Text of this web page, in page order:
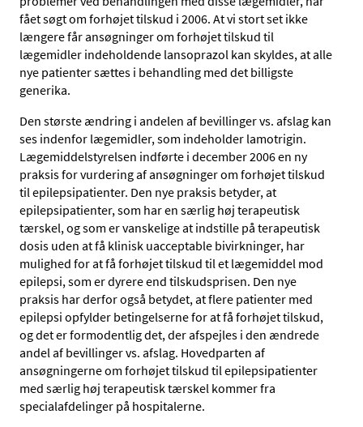
fået søgt om forhøjet tilskud i 2006. At vi stort set ikke
længere får ansøgninger om forhøjet tilskud til
lægemidler indeholdende lansoprazol kan skyldes, at alle
nye patienter sættes i behandling med det billigste
generika.
Den største ændring i andelen af bevillinger vs. afslag kan
ses indenfor lægemidler, som indeholder lamotrigin.
Lægemiddelstyrelsen indførte i december 2006 en ny
praksis for vurdering af ansøgninger om forhøjet tilskud
til epilepsipatienter. Den nye praksis betyder, at
epilepsipatienter, som har en særlig høj terapeutisk
tærskel, og som er vanskelige at indstille på terapeutisk
dosis uden at få klinisk uacceptable bivirkninger, har
mulighed for at få forhøjet tilskud til et lægemiddel mod
epilepsi, som er dyrere end tilskudsprisen. Den nye
praksis har derfor også betydet, at flere patienter med
epilepsi opfylder betingelserne for at få forhøjet tilskud,
og det er formodentlig det, der afspejles i den ændrede
andel af bevillinger vs. afslag. Hovedparten af
ansøgningerne om forhøjet tilskud til epilepsipatienter
med særlig høj terapeutisk tærskel kommer fra
specialafdelinger på hospitalerne.